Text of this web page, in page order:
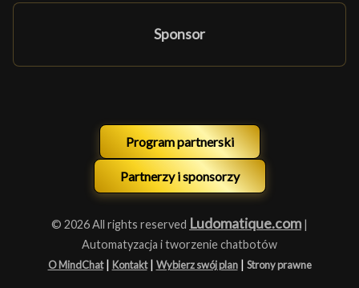
Sponsor
Program partnerski
Partnerzy i sponsorzy
© 2026 All rights reserved Ludomatique.com |
Automatyzacja i tworzenie chatbotów
O MindChat | Kontakt | Wybierz swój plan | Strony prawne